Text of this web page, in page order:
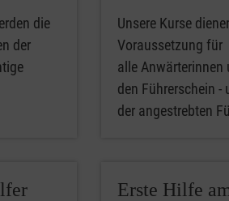
die
der
Unsere Kurse
Voraussetzung für
alle
den Führerschein -
der angestrebten
Erste Hilfe